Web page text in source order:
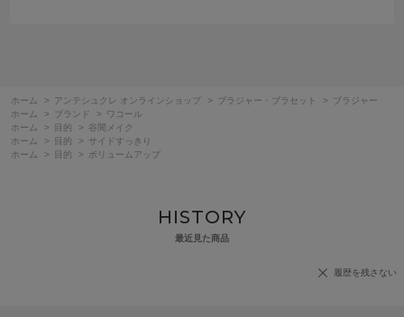
ホーム > アンテシュクレ オンラインショップ > ブラジャー・ブラセット >
ブラジャー
ホーム
> ブランド >
ワコール
ホーム
> 目的 >
谷間メイク
ホーム
> 目的 >
サイドすっきり
ホーム
> 目的 > ボリュームアップ
HISTORY
最近見た商品
履歴を残さない